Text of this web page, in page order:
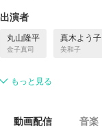
出演者
丸山隆平
金子真司
真木よう子
美和子
もっと見る
動画配信 音楽